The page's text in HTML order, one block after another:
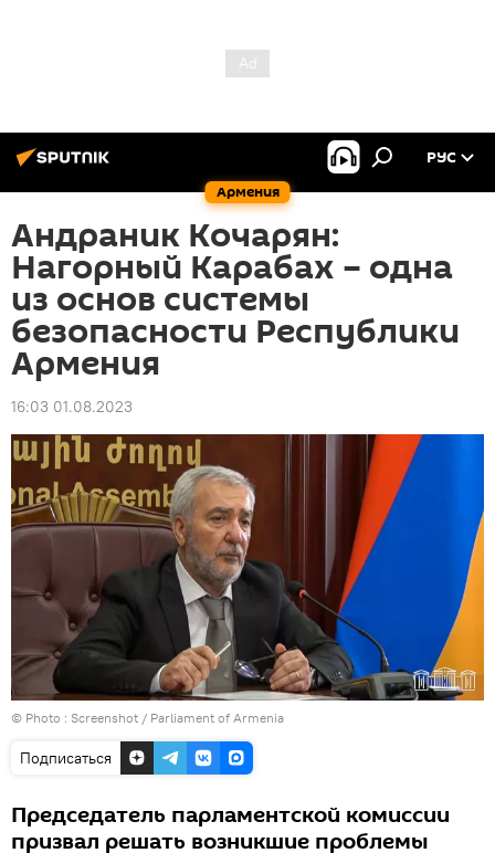
Армения
РУС
Андраник Кочарян:
Нагорный Карабах – одна
из основ системы
безопасности Республики
Армения
16:03 01.08.2023
© Photo : Screenshot / Parliament of Armenia
Подписаться
Председатель парламентской комиссии
призвал решать возникшие проблемы